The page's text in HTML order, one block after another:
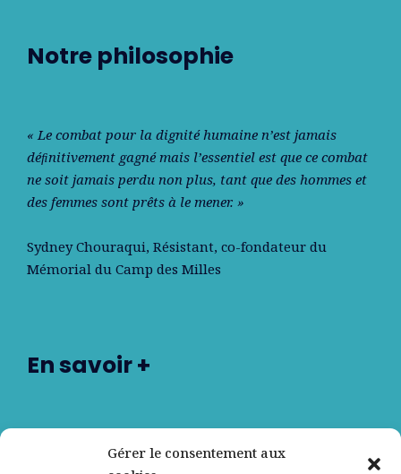
Gérer le consentement aux
Notre philosophie
« Le combat pour la dignité humaine n’est jamais
déﬁnitivement gagné mais l’essentiel est que ce combat
ne soit jamais perdu non plus, tant que des hommes et
des femmes sont prêts à le mener. »
Sydney Chouraqui, Résistant, co-fondateur du
Mémorial du Camp des Milles
En savoir +